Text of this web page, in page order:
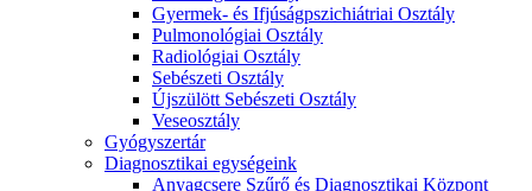
Gyermek- és Ifjúságpszichiátriai Osztály
Pulmonológiai Osztály
Radiológiai Osztály
Sebészeti Osztály
Újszülött Sebészeti Osztály
Veseosztály
Gyógyszertár
Diagnosztikai egységeink
Anyagcsere Szűrő és Diagnosztikai Központ